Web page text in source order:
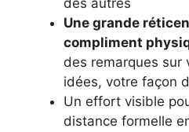
des autres
Une grande
compliment
des remarques sur
idées, votre façon
Un effort visible
distance formelle